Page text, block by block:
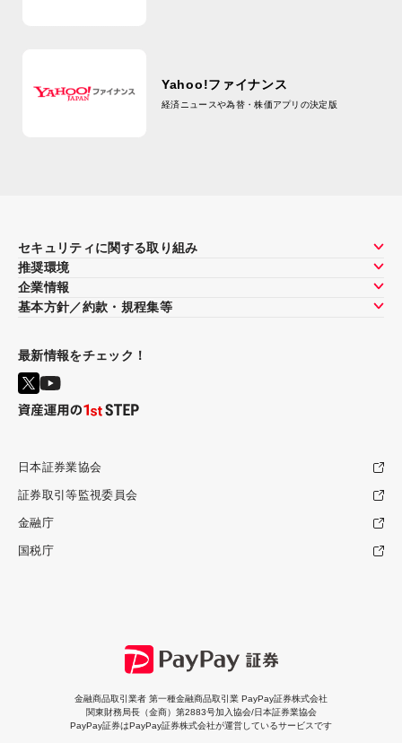
2026年07月31日
Yahoo!ファイナンス
経済ニュースや為替・株価アプリの決定版
セキュリティに関する取り組み
推奨環境
企業情報
基本方針／約款・規程集等
最新情報をチェック！
日本証券業協会
証券取引等監視委員会
金融庁
国税庁
金融商品取引業者 第一種金融商品取引業 PayPay証券株式会社
関東財務局長（金商）第2883号加入協会/日本証券業協会
PayPay証券はPayPay証券株式会社が運営しているサービスです